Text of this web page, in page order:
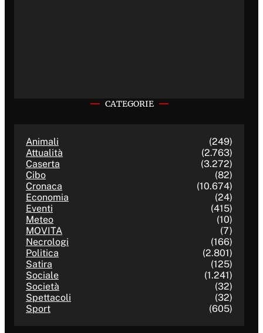
CATEGORIE
Animali
(249)
Attualità
(2.763)
Caserta
(3.272)
Cibo
(82)
Cronaca
(10.674)
Economia
(24)
Eventi
(415)
Meteo
(10)
MOVITA
(7)
Necrologi
(166)
Politica
(2.801)
Satira
(125)
Sociale
(1.241)
Società
(32)
Spettacoli
(32)
Sport
(605)